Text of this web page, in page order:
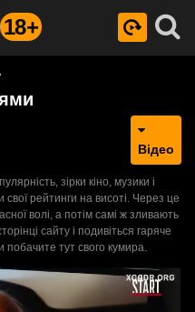
18+
Відео
зірки кіно, музики і
рейтинги на висоті. Через це
волі, а потім самі ж зливають
сайту і подивіться гаряче
тут свого кумира.